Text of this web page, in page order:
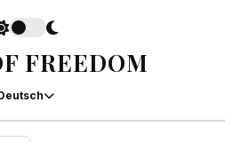
FREEDOM